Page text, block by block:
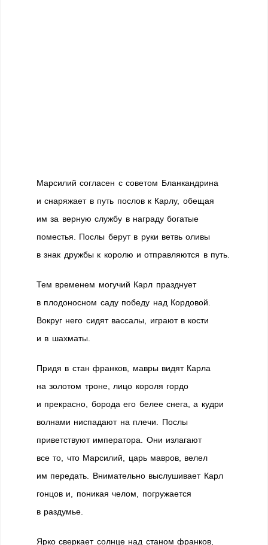
Марсилий согласен с советом Бланкандрина
и снаряжает в путь послов к Карлу, обещая
им за верную службу в награду богатые
поместья. Послы берут в руки ветвь оливы
в знак дружбы к королю и отправляются в путь.
Тем временем могучий Карл празднует
в плодоносном саду победу над Кордовой.
Вокруг него сидят вассалы, играют в кости
и в шахматы.
Придя в стан франков, мавры видят Карла
на золотом троне, лицо короля гордо
и прекрасно, борода его белее снега, а кудри
волнами ниспадают на плечи. Послы
приветствуют императора. Они излагают
все то, что Марсилий, царь мавров, велел
им передать. Внимательно выслушивает Карл
гонцов и, поникая челом, погружается
в раздумье.
Ярко сверкает солнце над станом франков,